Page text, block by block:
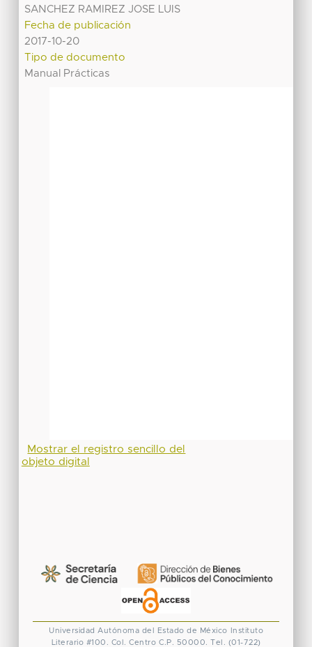
SANCHEZ RAMIREZ JOSE LUIS
Fecha de publicación
2017-10-20
Tipo de documento
Manual Prácticas
Mostrar el registro sencillo del
objeto digital
Universidad Autónoma del Estado de México
Instituto
Literario #100. Col. Centro C.P. 50000. Tel. (01-722)